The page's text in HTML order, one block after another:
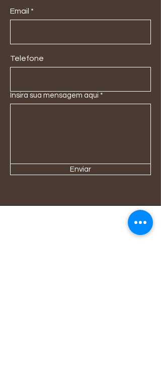
Email
Telefone
Insira sua mensagem aqui
Enviar